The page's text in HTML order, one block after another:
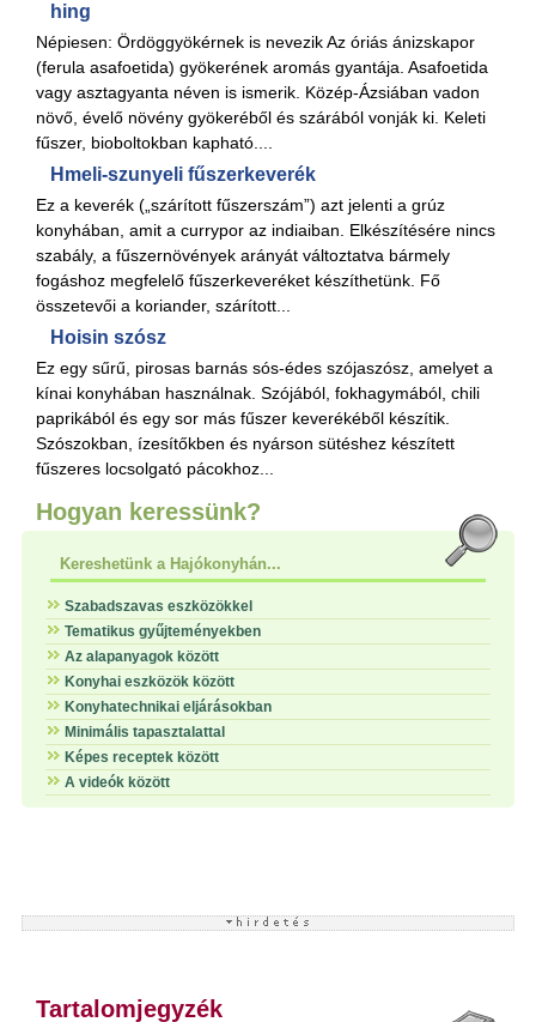
hing
Népiesen: Ördöggyökérnek is nevezik Az óriás ánizskapor
(ferula asafoetida) gyökerének aromás gyantája. Asafoetida
vagy asztagyanta néven is ismerik. Közép-Ázsiában vadon
növő, évelő növény gyökeréből és szárából vonják ki. Keleti
fűszer, bioboltokban kapható....
Hmeli-szunyeli fűszerkeverék
Ez a keverék („szárított fűszerszám”) azt jelenti a grúz
konyhában, amit a currypor az indiaiban. Elkészítésére nincs
szabály, a fűszernövények arányát változtatva bármely
fogáshoz megfelelő fűszerkeveréket készíthetünk. Fő
összetevői a koriander, szárított...
Hoisin szósz
Ez egy sűrű, pirosas barnás sós-édes szójaszósz, amelyet a
kínai konyhában használnak. Szójából, fokhagymából, chili
paprikából és egy sor más fűszer keverékéből készítik.
Szószokban, ízesítőkben és nyárson sütéshez készített
fűszeres locsolgató pácokhoz...
Hogyan keressünk?
Kereshetünk a Hajókonyhán...
Szabadszavas eszközökkel
Tematikus gyűjteményekben
Az alapanyagok között
Konyhai eszközök között
Konyhatechnikai eljárásokban
Minimális tapasztalattal
Képes receptek között
A videók között
Tartalomjegyzék